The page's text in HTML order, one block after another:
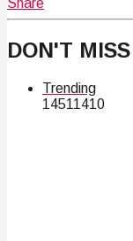
Share
DON'T MISS
Trending
14511410